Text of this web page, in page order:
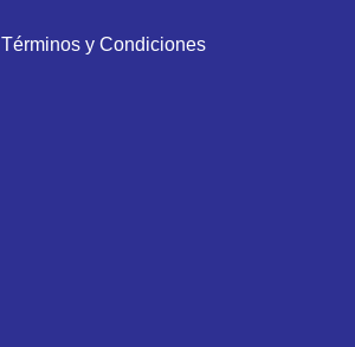
Términos y Condiciones